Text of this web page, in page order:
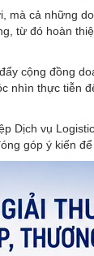
cả những
từ đó hoàn
cộng đồng
nhìn thực tiễn
Dịch vụ
góp ý kiến